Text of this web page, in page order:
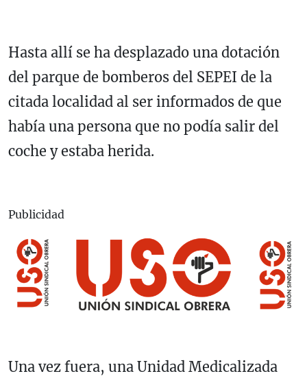
Hasta allí se ha desplazado una dotación
del parque de bomberos del SEPEI de la
citada localidad al ser informados de que
había una persona que no podía salir del
coche y estaba herida.
Publicidad
Una vez fuera, una Unidad Medicalizada